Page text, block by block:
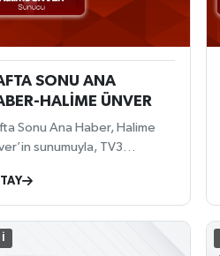
SONU ANA
HALİME ÜNVER
Sonu Ana Haber, Halime
sunumuyla, TV3
canlı olarak sizlerle!
gelişmeler, önemli
ve analizler, Halime
profesyonel sunumuyla